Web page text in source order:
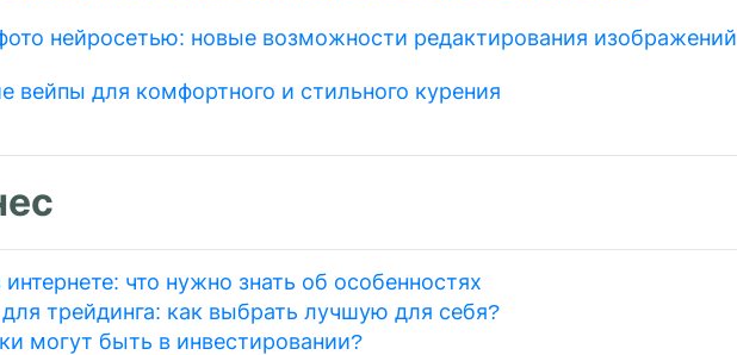
нейросетью: новые возможности редактирования изображений
вейпы для комфортного и стильного курения
интернете: что нужно знать об особенностях
трейдинга: как выбрать лучшую для себя?
могут быть в инвестировании?